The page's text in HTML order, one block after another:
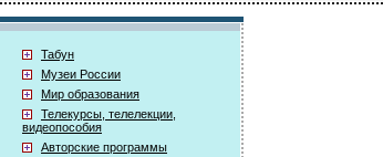
Табун
Музеи России
Мир образования
Телекурсы, телелекции,
видеопособия
Авторские программы